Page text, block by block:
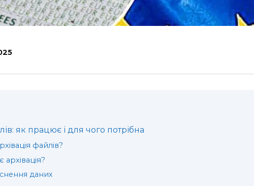
як працює і для чого потрібна
файлів?
даних